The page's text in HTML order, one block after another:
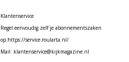
Klantenservice
Regel eenvoudig zelf je abonnementszaken
op https://service.roularta.nl/
Mail: klantenservice@kijkmagazine.nl